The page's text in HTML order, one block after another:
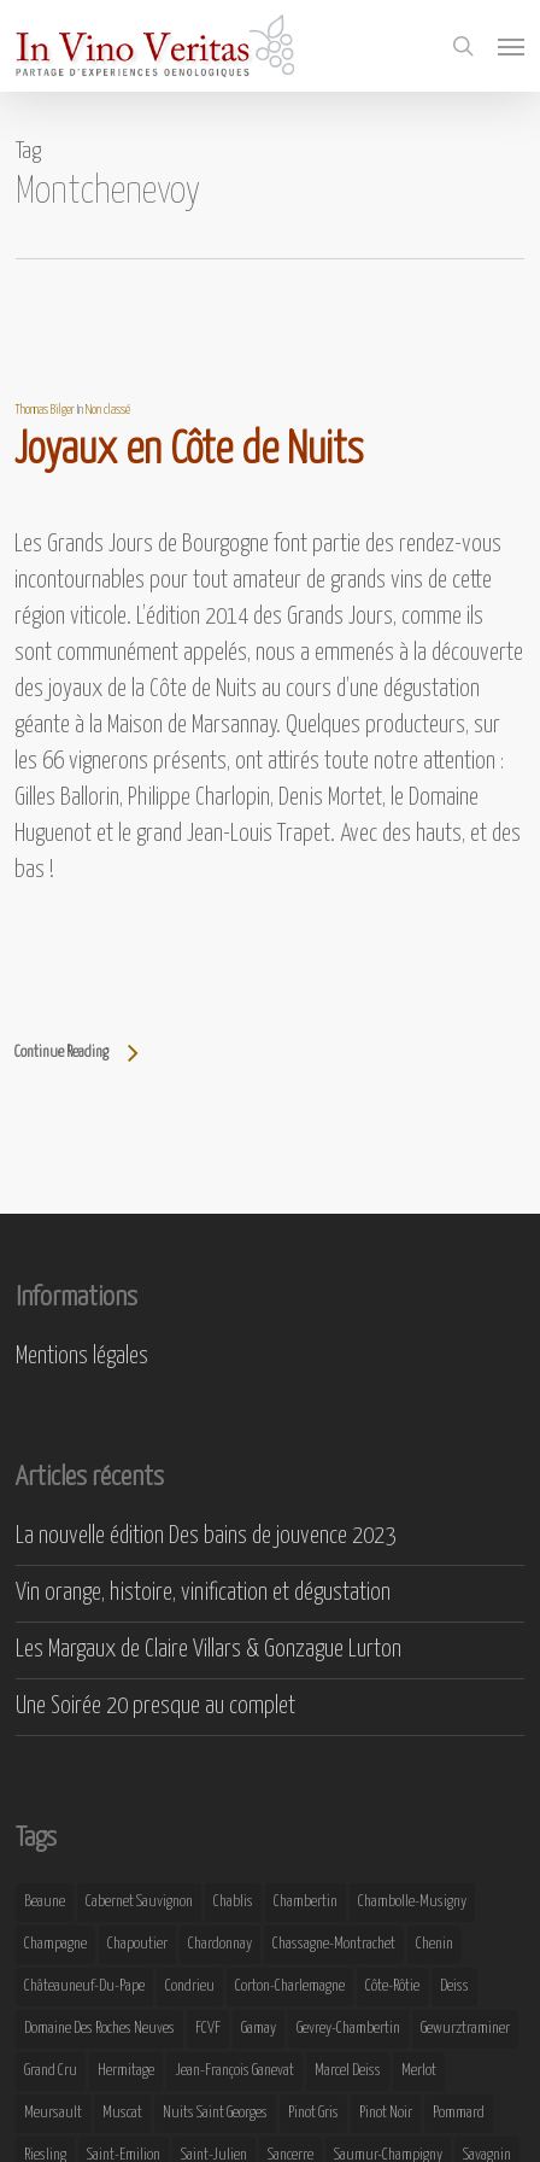
main
search
Tag
Montchenevoy
Thomas Bilger InNon classé
Joyaux en Côte de Nuits
Les Grands Jours de Bourgogne font partie des rendez-vous
incontournables pour tout amateur de grands vins de cette
région viticole. L’édition 2014 des Grands Jours, comme ils
sont communément appelés, nous a emmenés à la découverte
des joyaux de la Côte de Nuits au cours d’une dégustation
géante à la Maison de Marsannay. Quelques producteurs, sur
les 66 vignerons présents, ont attirés toute notre attention :
Gilles Ballorin, Philippe Charlopin, Denis Mortet, le Domaine
Huguenot et le grand Jean-Louis Trapet. Avec des hauts, et des
bas !
Continue Reading
Informations
Mentions légales
Articles récents
La nouvelle édition Des bains de jouvence 2023
Vin orange, histoire, vinification et dégustation
Les Margaux de Claire Villars & Gonzague Lurton
Une Soirée 20 presque au complet
Tags
Beaune Cabernet Sauvignon Chablis Chambertin Chambolle-Musigny
Champagne Chapoutier Chardonnay Chassagne-Montrachet Chenin
Châteauneuf-Du-Pape Condrieu Corton-Charlemagne Côte-Rôtie Deiss
Domaine Des Roches Neuves FCVF Gamay Gevrey-Chambertin Gewurztraminer
Grand Cru Hermitage Jean-François Ganevat Marcel Deiss Merlot
Meursault Muscat Nuits Saint Georges Pinot Gris Pinot Noir Pommard
Riesling Saint-Emilion Saint-Julien Sancerre Saumur-Champigny Savagnin